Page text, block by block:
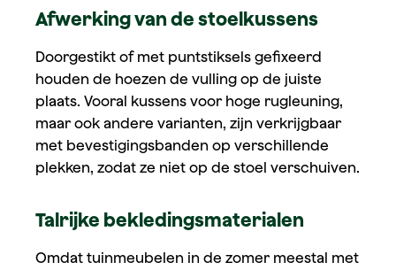
Afwerking van de stoelkussens
Doorgestikt of met puntstiksels gefixeerd
houden de hoezen de vulling op de juiste
plaats. Vooral kussens voor hoge rugleuning,
maar ook andere varianten, zijn verkrijgbaar
met bevestigingsbanden op verschillende
plekken, zodat ze niet op de stoel verschuiven.
Talrijke bekledingsmaterialen
Omdat tuinmeubelen in de zomer meestal met